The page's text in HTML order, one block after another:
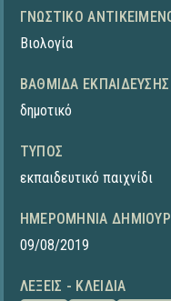
ΓΝΩΣΤΙΚΌ
Βιολογία
ΒΑΘΜΊΔΑ ΕΚΠΑΊΔΕΥΣΗΣ
δημοτικό
ΤΎΠΟΣ
εκπαιδευτικό παιχνίδι
ΗΜΕΡΟΜΗΝΊΑ
09/08/2019
ΛΈΞΕΙΣ - ΚΛΕΙΔΙΆ